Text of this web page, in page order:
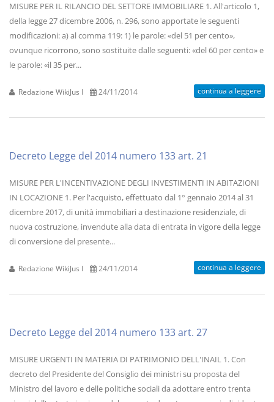
MISURE PER IL RILANCIO DEL SETTORE IMMOBILIARE 1. All'articolo 1,
della legge 27 dicembre 2006, n. 296, sono apportate le seguenti
modificazioni: a) al comma 119: 1) le parole: «del 51 per cento»,
ovunque ricorrono, sono sostituite dalle seguenti: «del 60 per cento» e
le parole: «il 35 per...
Redazione WikiJus I 24/11/2014 continua a leggere
Decreto Legge del 2014 numero 133 art. 21
MISURE PER L'INCENTIVAZIONE DEGLI INVESTIMENTI IN ABITAZIONI
IN LOCAZIONE 1. Per l'acquisto, effettuato dal 1° gennaio 2014 al 31
dicembre 2017, di unità immobiliari a destinazione residenziale, di
nuova costruzione, invendute alla data di entrata in vigore della legge
di conversione del presente...
Redazione WikiJus I 24/11/2014 continua a leggere
Decreto Legge del 2014 numero 133 art. 27
MISURE URGENTI IN MATERIA DI PATRIMONIO DELL'INAIL 1. Con
decreto del Presidente del Consiglio dei ministri su proposta del
Ministro del lavoro e delle politiche sociali da adottare entro trenta